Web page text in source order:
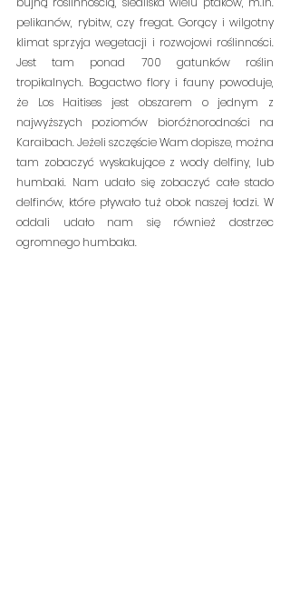
pelikanów, rybitw, czy fregat. Gorący i wilgotny
klimat sprzyja wegetacji i rozwojowi roślinności.
Jest tam ponad 700 gatunków roślin
tropikalnych. Bogactwo flory i fauny powoduje,
że Los Haitises jest obszarem o jednym z
najwyższych poziomów bioróżnorodności na
Karaibach. Jeżeli szczęście Wam dopisze, można
tam zobaczyć wyskakujące z wody delfiny, lub
humbaki. Nam udało się zobaczyć całe stado
delfinów, które pływało tuż obok naszej łodzi. W
oddali udało nam się również dostrzec
ogromnego humbaka.